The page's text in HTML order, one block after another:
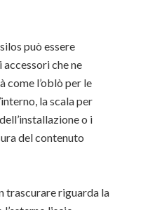
può essere
che ne
come l’oblò per le
la scala per
o i
del contenuto
trascurare riguarda la